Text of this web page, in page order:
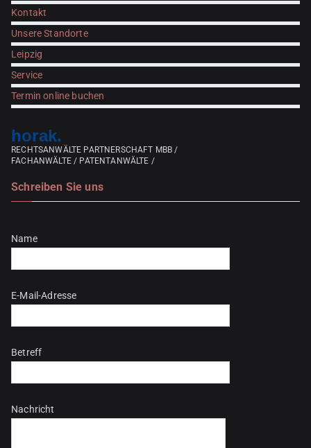
Kontakt
Unsere Standorte
Leipzig
Service
Termin online buchen
horak.
RECHTSANWÄLTE PARTNERSCHAFT MBB /
FACHANWÄLTE / PATENTANWÄLTE /
Schreiben Sie uns
Name
E-Mail-Adresse
Betreff
Nachricht